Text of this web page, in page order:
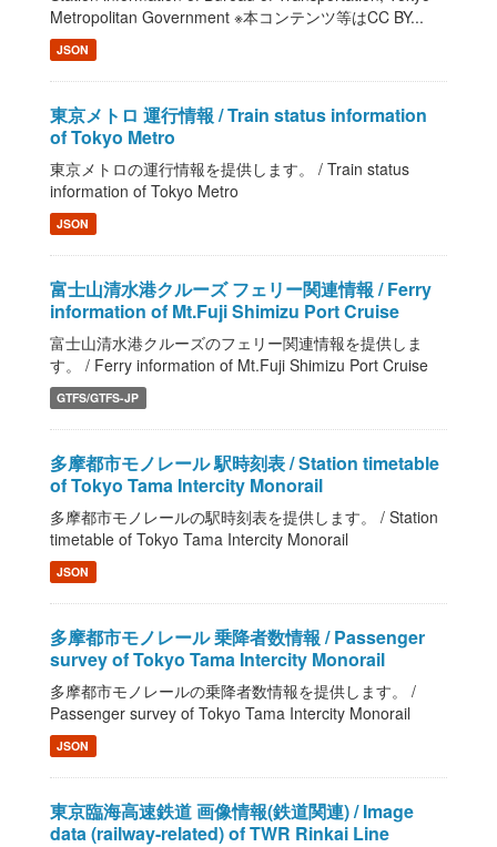
Metropolitan Government ※本コンテンツ等はCC BY...
JSON
東京メトロ 運行情報 / Train status information
of Tokyo Metro
東京メトロの運行情報を提供します。 / Train status
information of Tokyo Metro
JSON
富士山清水港クルーズ フェリー関連情報 / Ferry
information of Mt.Fuji Shimizu Port Cruise
富士山清水港クルーズのフェリー関連情報を提供しま
す。 / Ferry information of Mt.Fuji Shimizu Port Cruise
GTFS/GTFS-JP
多摩都市モノレール 駅時刻表 / Station timetable
of Tokyo Tama Intercity Monorail
多摩都市モノレールの駅時刻表を提供します。 / Station
timetable of Tokyo Tama Intercity Monorail
JSON
多摩都市モノレール 乗降者数情報 / Passenger
survey of Tokyo Tama Intercity Monorail
多摩都市モノレールの乗降者数情報を提供します。 /
Passenger survey of Tokyo Tama Intercity Monorail
JSON
東京臨海高速鉄道 画像情報(鉄道関連) / Image
data (railway-related) of TWR Rinkai Line